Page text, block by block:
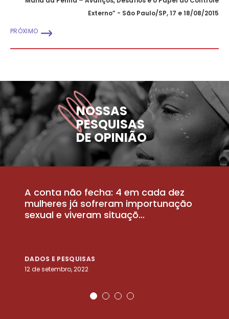
Externo” - São Paulo/SP, 17 e 18/08/2015
PRÓXIMO
NOSSAS
PESQUISAS
DE OPINIÃO
A conta não fecha: 4 em cada dez
mulheres já sofreram importunação
sexual e viveram situaçõ...
DADOS E PESQUISAS
12 de setembro, 2022